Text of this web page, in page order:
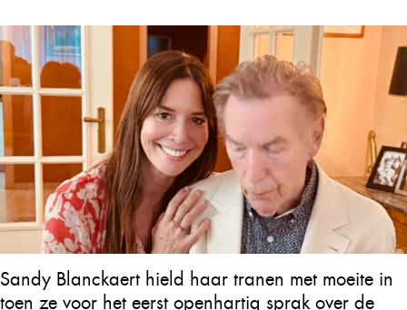
Sandy Blanckaert hield haar tranen met moeite in
toen ze voor het eerst openhartig sprak over de